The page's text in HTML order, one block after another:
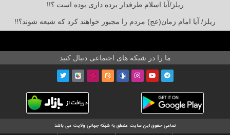
ریلز/آیا اسلام طرفدار برده داری بوده است ؟!!
ریلز/ آیا امام زمان(عج) مردم را مجبور خواهند کرد که شیعه شوند؟!!
ما را در شبکه های اجتماعی دنبال کنید
تمامی حقوق این سایت متعلق به شبکه جهانی ولایت می باشد